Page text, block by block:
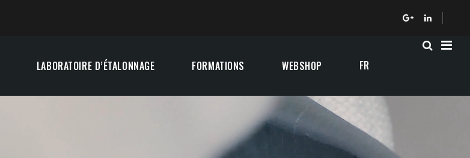
LABORATOIRE D’ÉTALONNAGE FORMATIONS WEBSHOP FR